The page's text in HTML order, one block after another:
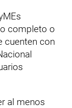
completo o
cuenten con
al menos